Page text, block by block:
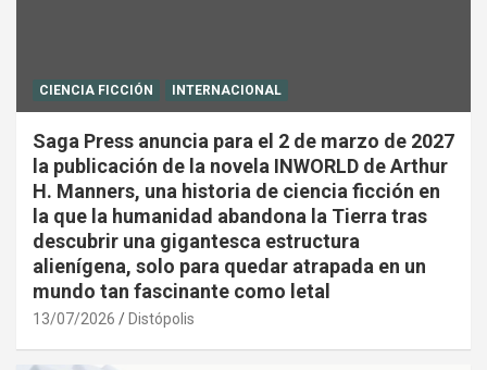
CIENCIA FICCIÓN INTERNACIONAL
Saga Press anuncia para el 2 de marzo de 2027
la publicación de la novela INWORLD de Arthur
H. Manners, una historia de ciencia ficción en
la que la humanidad abandona la Tierra tras
descubrir una gigantesca estructura
alienígena, solo para quedar atrapada en un
mundo tan fascinante como letal
13/07/2026 Distópolis